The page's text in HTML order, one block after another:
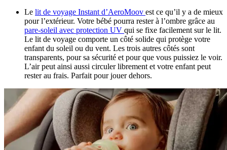
Le lit de voyage Instant d’AeroMoov est ce qu’il y a de mieux
pour l’extérieur. Votre bébé pourra rester à l’ombre grâce au
pare-soleil avec protection UV qui se fixe facilement sur le lit.
Le lit de voyage comporte un côté solide qui protège votre
enfant du soleil ou du vent. Les trois autres côtés sont
transparents, pour sa sécurité et pour que vous puissiez le voir.
L’air peut ainsi aussi circuler librement et votre enfant peut
rester au frais. Parfait pour jouer dehors.